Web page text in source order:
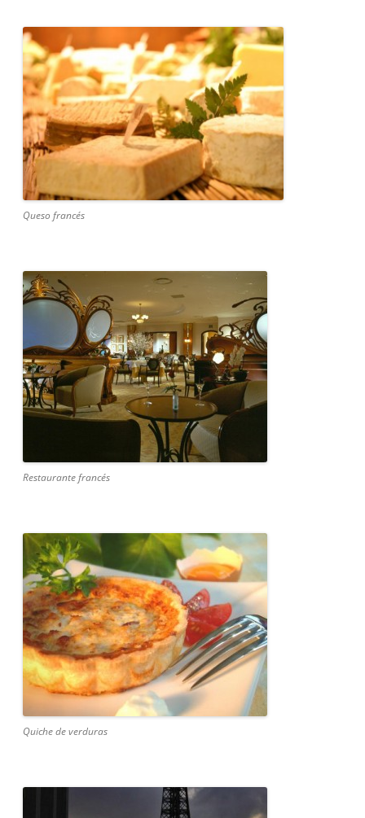
Queso francés
Restaurante francés
Quiche de verduras